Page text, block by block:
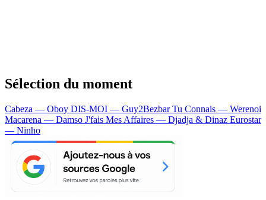
Sélection du moment
Cabeza — Oboy DIS-MOI — Guy2BezbarTu Connais — Werenoi
Macarena — Damso J'fais Mes Affaires — Djadja & Dinaz Eurostar
— Ninho